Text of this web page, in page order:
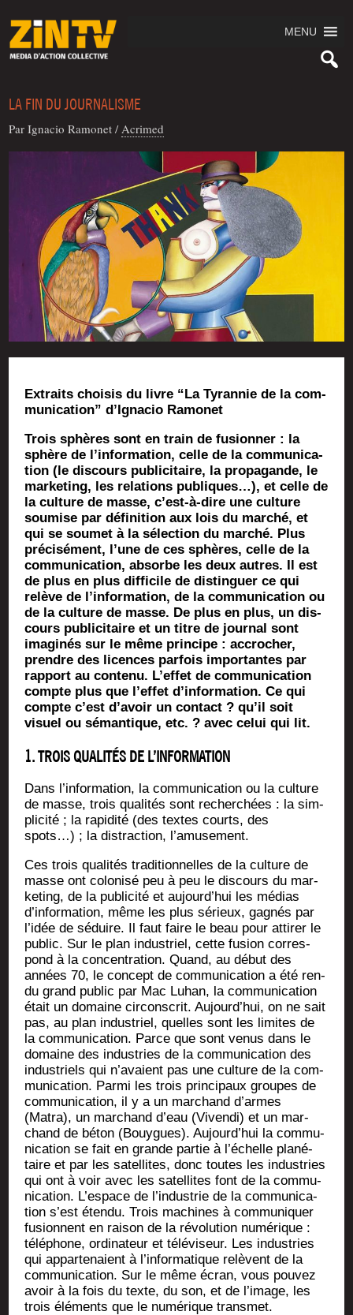
MENU
LA FIN DU JOURNALISME
Par Igna­cio Ramonet /Acri­med
Extraits choi­sis du livre “La Tyran­nie de la com­
mu­ni­ca­tion” d’Ignacio Ramonet
Trois sphères sont en train de fusion­ner : la
sphère de l’information, celle de la com­mu­ni­ca­
tion (le dis­cours publi­ci­taire, la pro­pa­gande, le
mar­ke­ting, les rela­tions publiques…), et celle de
la culture de masse, c’est-à-dire une culture
sou­mise par défi­ni­tion aux lois du mar­ché, et
qui se sou­met à la sélec­tion du mar­ché. Plus
pré­ci­sé­ment, l’une de ces sphères, celle de la
com­mu­ni­ca­tion, absorbe les deux autres. Il est
de plus en plus dif­fi­cile de dis­tin­guer ce qui
relève de l’information, de la com­mu­ni­ca­tion ou
de la culture de masse. De plus en plus, un dis­
cours publi­ci­taire et un titre de jour­nal sont
ima­gi­nés sur le même prin­cipe : accro­cher,
prendre des licences par­fois impor­tantes par
rap­port au conte­nu. L’effet de com­mu­ni­ca­tion
compte plus que l’effet d’information. Ce qui
compte c’est d’avoir un contact ? qu’il soit
visuel ou séman­tique, etc. ? avec celui qui lit.
1. TROIS QUALITÉS DE L’INFORMATION
Dans l’information, la com­mu­ni­ca­tion ou la culture
de masse, trois qua­li­tés sont recher­chées : la sim­
pli­ci­té ; la rapi­di­té (des textes courts, des
spots…) ; la dis­trac­tion, l’amusement.
Ces trois qua­li­tés tra­di­tion­nelles de la culture de
masse ont colo­ni­sé peu à peu le dis­cours du mar­
ke­ting, de la publi­ci­té et aujourd’hui les médias
d’information, même les plus sérieux, gagnés par
l’idée de séduire. Il faut faire le beau pour atti­rer le
public. Sur le plan indus­triel, cette fusion cor­res­
pond à la concen­tra­tion. Quand, au début des
années 70, le concept de com­mu­ni­ca­tion a été ren­
du grand public par Mac Luhan, la com­mu­ni­ca­tion
était un domaine cir­cons­crit. Aujourd’hui, on ne sait
pas, au plan indus­triel, quelles sont les limites de
la com­mu­ni­ca­tion. Parce que sont venus dans le
domaine des indus­tries de la com­mu­ni­ca­tion des
indus­triels qui n’avaient pas une culture de la com­
mu­ni­ca­tion. Par­mi les trois prin­ci­paux groupes de
com­mu­ni­ca­tion, il y a un mar­chand d’armes
(Matra), un mar­chand d’eau (Viven­di) et un mar­
chand de béton (Bouygues). Aujourd’hui la com­mu­
ni­ca­tion se fait en grande par­tie à l’échelle pla­né­
taire et par les satel­lites, donc toutes les indus­tries
qui ont à voir avec les satel­lites font de la com­mu­
ni­ca­tion. L’espace de l’industrie de la com­mu­ni­ca­
tion s’est éten­du. Trois machines à com­mu­ni­quer
fusionnent en rai­son de la révo­lu­tion numé­rique :
télé­phone, ordi­na­teur et télé­vi­seur. Les indus­tries
qui appar­te­naient à l’informatique relèvent de la
com­mu­ni­ca­tion. Sur le même écran, vous pou­vez
avoir à la fois du texte, du son, et de l’image, les
trois élé­ments que le numé­rique transmet.